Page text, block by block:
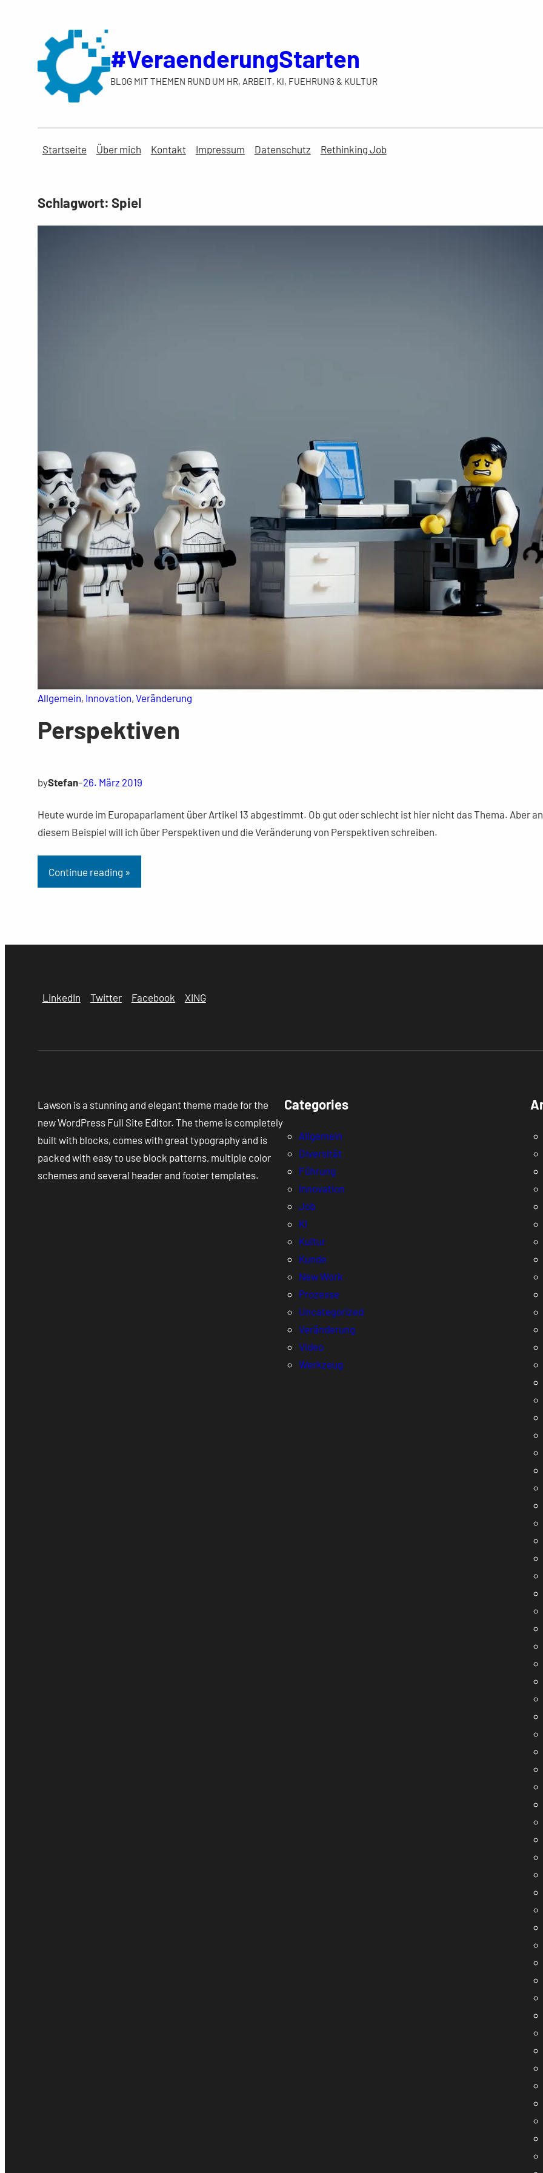
#VeraenderungStarten
BLOG MIT THEMEN RUND UM HR, ARBEIT, KI, FUEHRUNG & KULTUR
Startseite Über mich Kontakt Impressum Datenschutz Rethinking Job
Schlagwort: Spiel
Allgemein, Innovation, Veränderung
Perspektiven
byStefan–26. März 2019
Heute wurde im Europaparlament über Artikel 13 abgestimmt. Ob gut oder schlecht ist hier nicht das Thema. Aber an
diesem Beispiel will ich über Perspektiven und die Veränderung von Perspektiven schreiben.
Continue reading »
LinkedIn Twitter Facebook XING
Lawson is a stunning and elegant theme made for the
new WordPress Full Site Editor. The theme is completely
built with blocks, comes with great typography and is
packed with easy to use block patterns, multiple color
schemes and several header and footer templates.
Categories
Allgemein
Diversität
Führung
Innovation
Job
KI
Kultur
Kunde
New Work
Prozesse
Uncategorized
Veränderung
Video
Werkzeug